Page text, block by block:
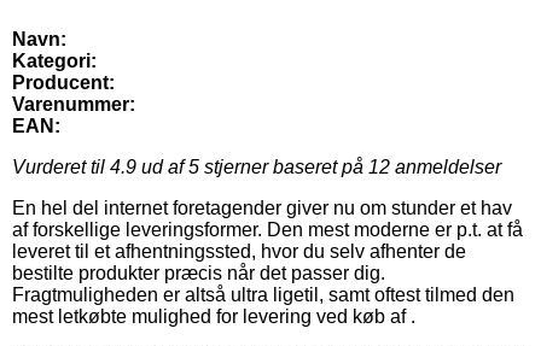
Navn:
Kategori:
Producent:
Varenummer:
EAN:
Vurderet til 4.9 ud af 5 stjerner baseret på 12 anmeldelser
En hel del internet foretagender giver nu om stunder et hav
af forskellige leveringsformer. Den mest moderne er p.t. at få
leveret til et afhentningssted, hvor du selv afhenter de
bestilte produkter præcis når det passer dig.
Fragtmuligheden er altså ultra ligetil, samt oftest tilmed den
mest letkøbte mulighed for levering ved køb af .